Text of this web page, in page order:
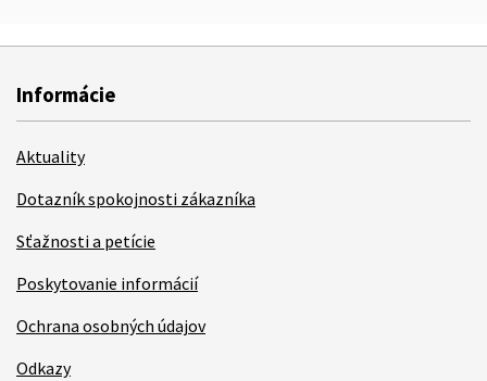
Informácie
Aktuality
Dotazník spokojnosti zákazníka
Sťažnosti a petície
Poskytovanie informácií
Ochrana osobných údajov
Odkazy